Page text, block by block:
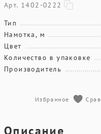
Арт. 1402-0222
Тип
Намотка, м
Цвет
Количество в упаковке
Производитель
Избранное
Описание